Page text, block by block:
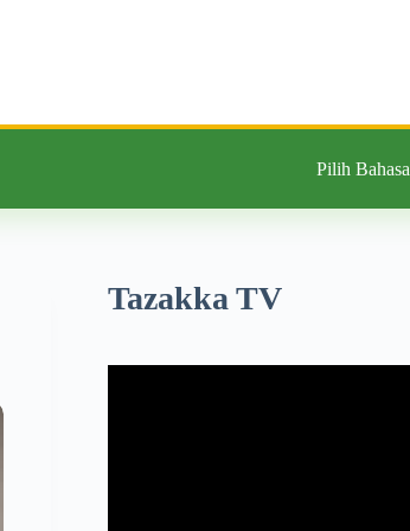
Pilih Bahasa
Tazakka TV